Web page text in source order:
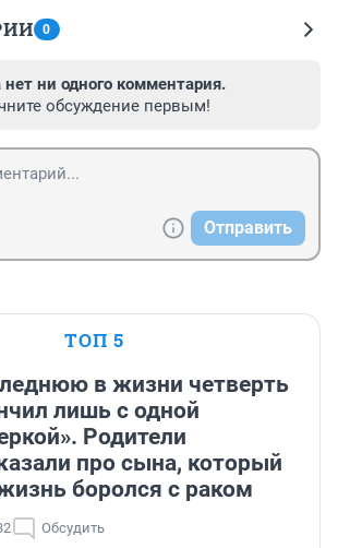
0
нет ни одного комментария.
обсуждение первым!
Отправить
ТОП 5
в жизни четверть
лишь с одной
Родители
про сына, который
боролся с раком
Обсудить